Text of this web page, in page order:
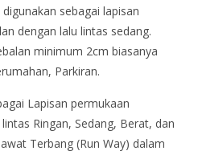
sebagai lapisan
dengan lalu lintas sedang.
minimum 2cm biasanya
Parkiran.
Lapisan permukaan
Ringan, Sedang, Berat, dan
Terbang (Run Way) dalam